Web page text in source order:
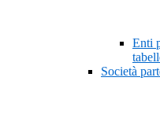
Enti
Società